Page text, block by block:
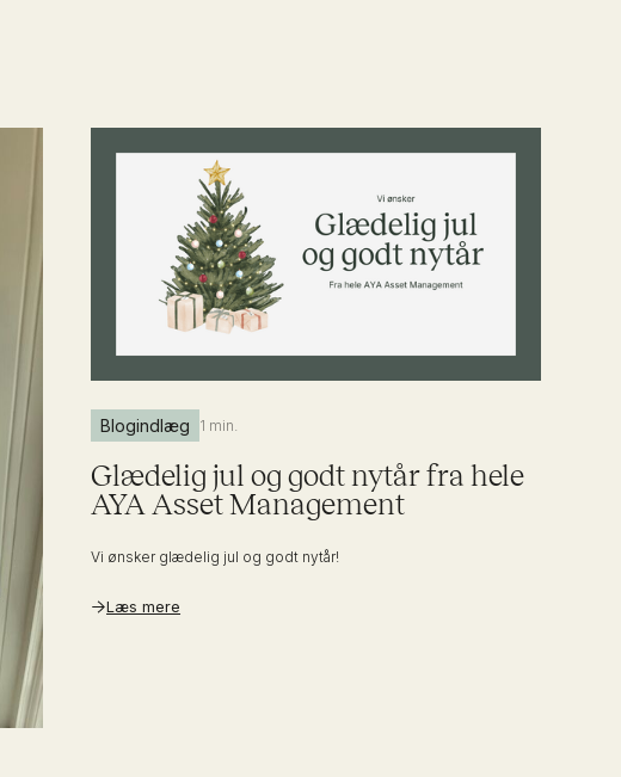
Blogindlæg 1 min.
Glædelig jul og godt nytår fra hele
AYA Asset Management
Vi ønsker glædelig jul og godt nytår!
Læs mere